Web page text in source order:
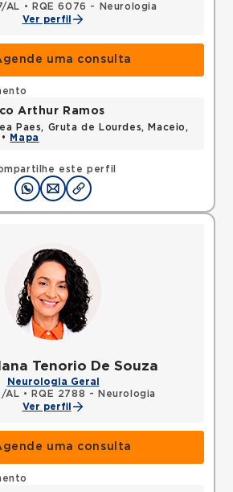
AL •
RQE 6076 - Neurologia
Ver perfil
uma consulta
este perfil
Arthur Ramos
Paes, Gruta de Lourdes, Maceio,
Mapa
Tenorio De Souza
Neurologia Geral
AL •
RQE 2788 - Neurologia
Ver perfil
uma consulta